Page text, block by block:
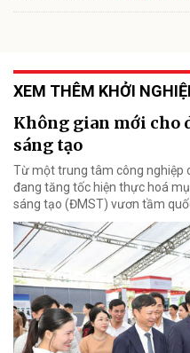
XEM THÊM KHỞI
Không gian mới cho
sáng tạo
Từ một trung tâm công nghiệp
đang tăng tốc hiện thực hoá
sáng tạo (ĐMST) vươn tầm